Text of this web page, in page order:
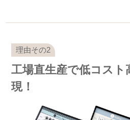
工場直生産で低コスト
現！